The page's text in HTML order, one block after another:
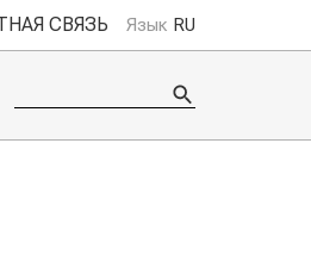
СВЯЗЬ Язык RU